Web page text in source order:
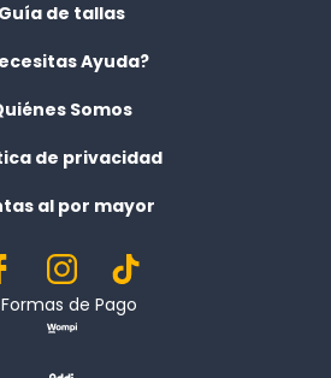
Guía de tallas
Ayuda?
Somos
de privacidad
al por mayor
Formas de Pago